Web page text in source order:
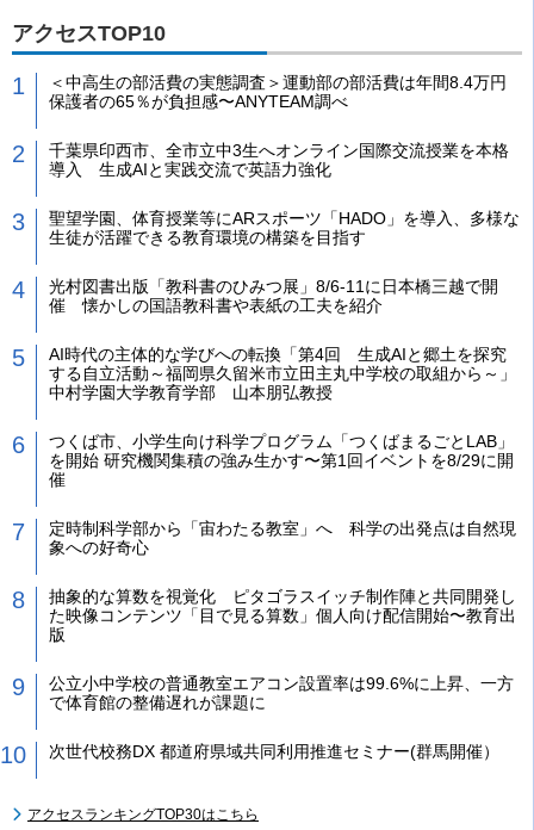
アクセスTOP10
＜中高生の部活費の実態調査＞運動部の部活費は年間8.4万円
保護者の65％が負担感〜ANYTEAM調べ
千葉県印西市、全市立中3生へオンライン国際交流授業を本格
導入 生成AIと実践交流で英語力強化
聖望学園、体育授業等にARスポーツ「HADO」を導入、多様な
生徒が活躍できる教育環境の構築を目指す
光村図書出版「教科書のひみつ展」8/6-11に日本橋三越で開
催 懐かしの国語教科書や表紙の工夫を紹介
AI時代の主体的な学びへの転換「第4回 生成AIと郷土を探究
する自立活動～福岡県久留米市立田主丸中学校の取組から～」
中村学園大学教育学部 山本朋弘教授
つくば市、小学生向け科学プログラム「つくばまるごとLAB」
を開始 研究機関集積の強み生かす〜第1回イベントを8/29に開
催
定時制科学部から「宙わたる教室」へ 科学の出発点は自然現
象への好奇心
抽象的な算数を視覚化 ピタゴラスイッチ制作陣と共同開発し
た映像コンテンツ「目で見る算数」個人向け配信開始〜教育出
版
公立小中学校の普通教室エアコン設置率は99.6%に上昇、一方
で体育館の整備遅れが課題に
次世代校務DX 都道府県域共同利用推進セミナー(群馬開催）
アクセスランキングTOP30はこちら